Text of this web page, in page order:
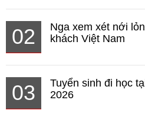
02
Nga xem xét nới
khách Việt Nam
03
Tuyển sinh đi học
2026